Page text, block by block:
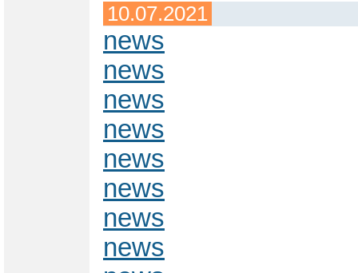
10.07.2021
news
news
news
news
news
news
news
news